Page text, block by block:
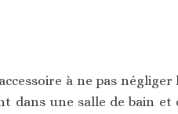
à ne pas
dans une salle de bain et